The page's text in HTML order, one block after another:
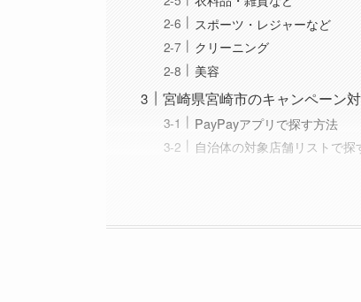
スポーツ・レジャーなど
クリーニング
美容
宮崎県宮崎市のキャンペーン
PayPayアプリで探す方法
自治体の対象店舗リストで探